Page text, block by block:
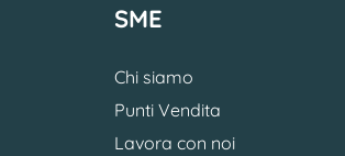
SME
Chi siamo
Punti Vendita
Lavora con noi